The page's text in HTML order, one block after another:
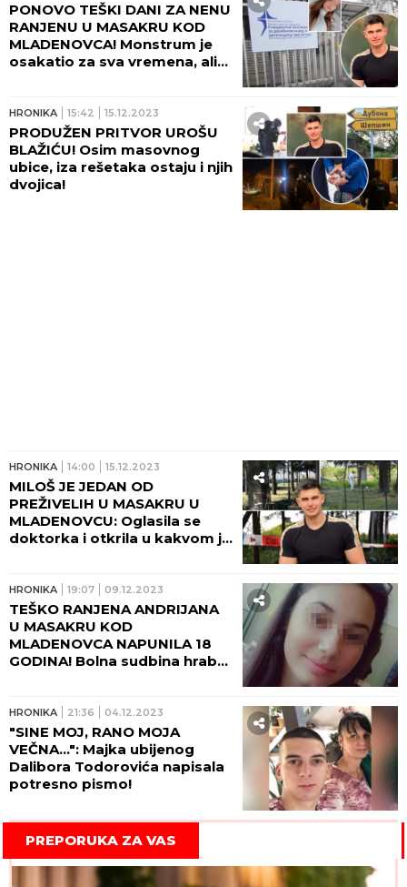
PONOVO TEŠKI DANI ZA NENU
RANJENU U MASAKRU KOD
MLADENOVCA! Monstrum je
osakatio za sva vremena, ali
dobro...
HRONIKA 15:42 15.12.2023
PRODUŽEN PRITVOR UROŠU
BLAŽIĆU! Osim masovnog
ubice, iza rešetaka ostaju i njih
dvojica!
HRONIKA 14:00 15.12.2023
MILOŠ JE JEDAN OD
PREŽIVELIH U MASAKRU U
MLADENOVCU: Oglasila se
doktorka i otkrila u kakvom je
HRONIKA 19:07 09.12.2023
TEŠKO RANJENA ANDRIJANA
U MASAKRU KOD
MLADENOVCA NAPUNILA 18
GODINA! Bolna sudbina hrabre
bez organa i sa 20 kilograma
manje!
HRONIKA 21:36 04.12.2023
"SINE MOJ, RANO MOJA
VEČNA...": Majka ubijenog
Dalibora Todorovića napisala
potresno pismo!
PREPORUKA ZA VAS